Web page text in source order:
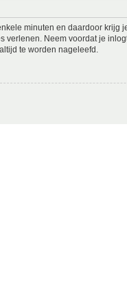
minuten en daardoor krijg
verlenen. Neem voordat je
te worden nageleefd.